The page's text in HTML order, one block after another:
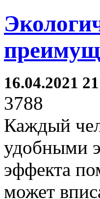
16.04.2021
3788
Каждый
удобными
эффекта
может